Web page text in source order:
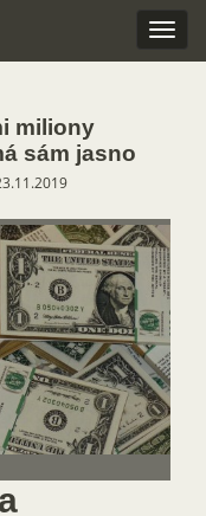
miliony
sám jasno